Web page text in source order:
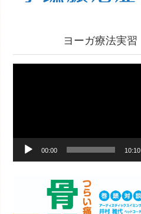
ヨーガ療法実習
00:00 10:10